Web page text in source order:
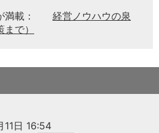
載：
経営ノウハウの泉
で）
日 16:54